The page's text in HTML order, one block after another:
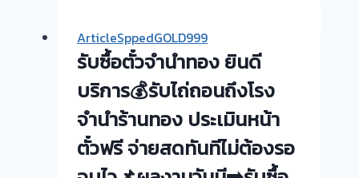
ตั๋ว
จำนำ
ทอง
สาย4
กระ
ทุ่ม
ล้ม
นครปฐม
ทอง
ตลาด
บางบัวทอง
นนทบุรี
ArticleSppedGOLD999
รับซื้อตั๋วจำนำทอง ยินดี
บริการ💰รับไถ่ถอนถึงโรง
จำนำร้านทอง ประเมินหน้า
ตั๋วฟรี จ่ายสดทันทีไม่ต้องรอ